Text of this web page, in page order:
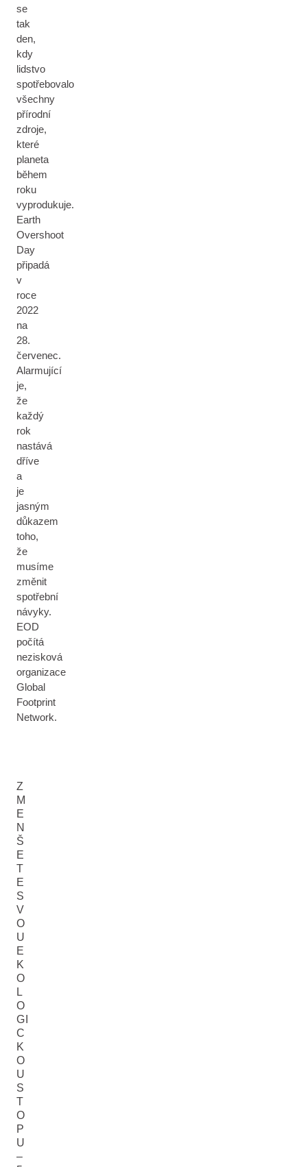
se
tak
den,
kdy
lidstvo
spotřebovalo
všechny
přírodní
zdroje,
které
planeta
během
roku
vyprodukuje.
Earth
Overshoot
Day
připadá
v
roce
2022
na
28.
červenec.
Alarmující
je,
že
každý
rok
nastává
dříve
a
je
jasným
důkazem
toho,
že
musíme
změnit
spotřební
návyky.
EOD
počítá
nezisková
organizace
Global
Footprint
Network.
Z
M
E
N
Š
E
T
E
S
V
O
U
E
K
O
L
O
GI
C
K
O
U
S
T
O
P
U
–